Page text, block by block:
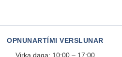
OPNUNARTÍMI VERSLUNAR
Virka daga: 10:00 – 17:00